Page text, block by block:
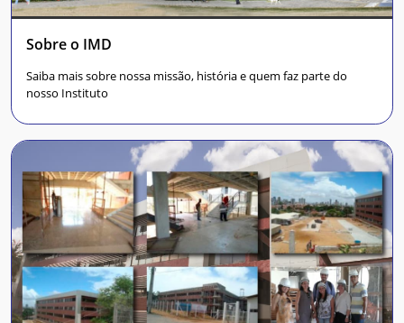
Sobre o IMD
Saiba mais sobre nossa missão, história e quem faz parte do
nosso Instituto